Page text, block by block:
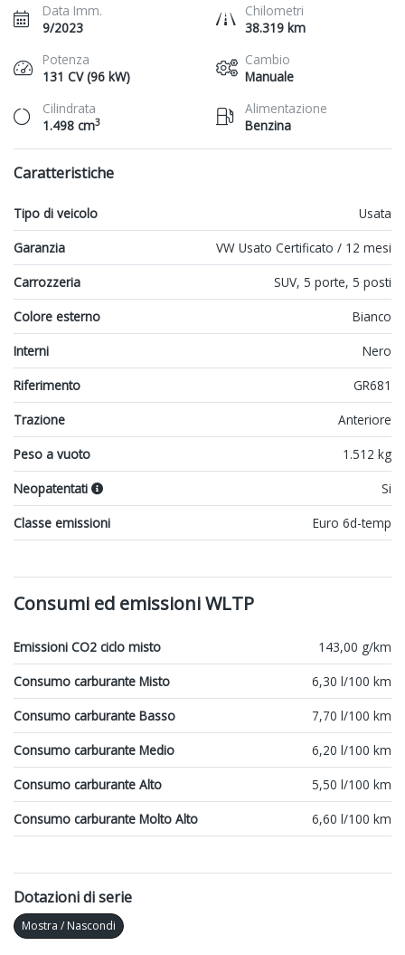
Data Imm.
9/2023
Chilometri
38.319 km
Potenza
131 CV (96 kW)
Cambio
Manuale
Cilindrata
1.498 cm3
Alimentazione
Benzina
Caratteristiche
Tipo di veicolo
Usata
Garanzia
VW Usato Certificato / 12 mesi
Carrozzeria
SUV, 5 porte, 5 posti
Colore esterno
Bianco
Interni
Nero
Riferimento
GR681
Trazione
Anteriore
Peso a vuoto
1.512 kg
Neopatentati
Si
Classe emissioni
Euro 6d-temp
Consumi ed emissioni WLTP
Emissioni CO2 ciclo misto
143,00 g/km
Consumo carburante Misto
6,30 l/100 km
Consumo carburante Basso
7,70 l/100 km
Consumo carburante Medio
6,20 l/100 km
Consumo carburante Alto
5,50 l/100 km
Consumo carburante Molto Alto
6,60 l/100 km
Dotazioni di serie
Mostra / Nascondi